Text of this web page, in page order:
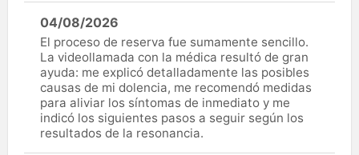
04/08/2026
El proceso de reserva fue sumamente sencillo.
La videollamada con la médica resultó de gran
ayuda: me explicó detalladamente las posibles
causas de mi dolencia, me recomendó medidas
para aliviar los síntomas de inmediato y me
indicó los siguientes pasos a seguir según los
resultados de la resonancia.